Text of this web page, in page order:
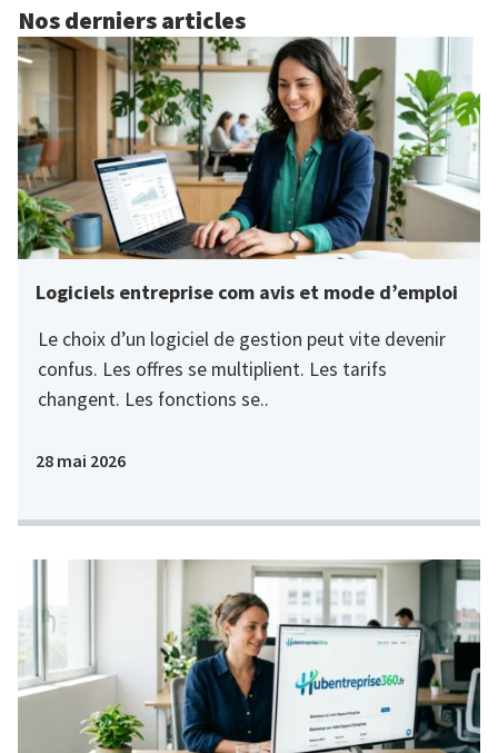
Nos derniers articles
Logiciels entreprise com avis et mode d’emploi
Le choix d’un logiciel de gestion peut vite devenir
confus. Les offres se multiplient. Les tarifs
changent. Les fonctions se..
28 mai 2026